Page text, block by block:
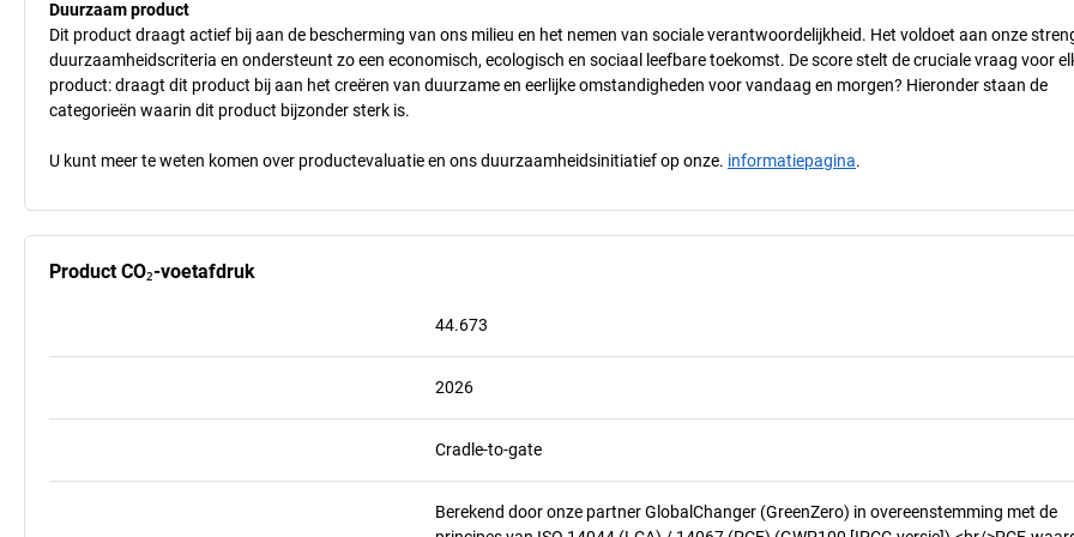
Duurzaam product
Dit product draagt actief bij aan de bescherming van ons milieu en het nemen van sociale verantwoordelijkheid. Het voldoet aan onze
duurzaamheidscriteria en ondersteunt zo een economisch, ecologisch en sociaal leefbare toekomst. De score stelt de cruciale vraag voor
product: draagt dit product bij aan het creëren van duurzame en eerlijke omstandigheden voor vandaag en morgen? Hieronder staan de
categorieën waarin dit product bijzonder sterk is.
U kunt meer te weten komen over productevaluatie en ons duurzaamheidsinitiatief op onze. informatiepagina.
Product CO₂-voetafdruk
44.673
2026
Cradle-to-gate
Berekend door onze partner GlobalChanger (GreenZero) in overeenstemming met de